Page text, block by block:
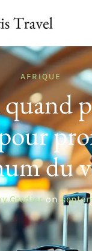
AFRIQUE
du
Gredier on